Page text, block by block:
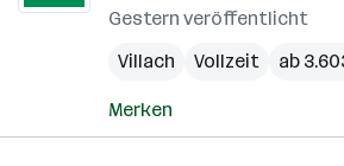
Gestern veröffentlicht
Villach
Vollzeit ab
Merken